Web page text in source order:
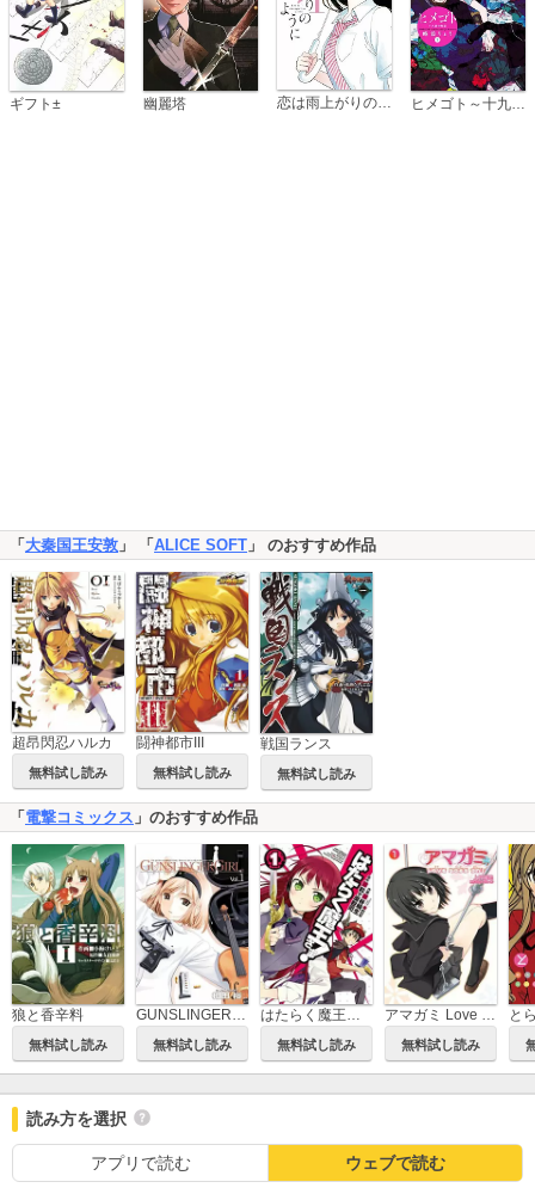
ギフト± 幽麗塔 恋は雨上がりのように
「 大秦国王安敦 」 「 ALICE SOFT 」 のおすすめ作品
超昂閃忍ハルカ
無料試し読み
闘神都市III
無料試し読み
戦国ランス
無料試し読み
「 電撃コミックス 」のおすすめ作品
狼と香辛料
無料試し読み
GUNSLINGER GIRL
無料試し読み
はたらく魔王さま！
無料試し読み
アマガミ Love goes on！
無料試し読み
と
読み方を選択
アプリで読む ウェブで読む